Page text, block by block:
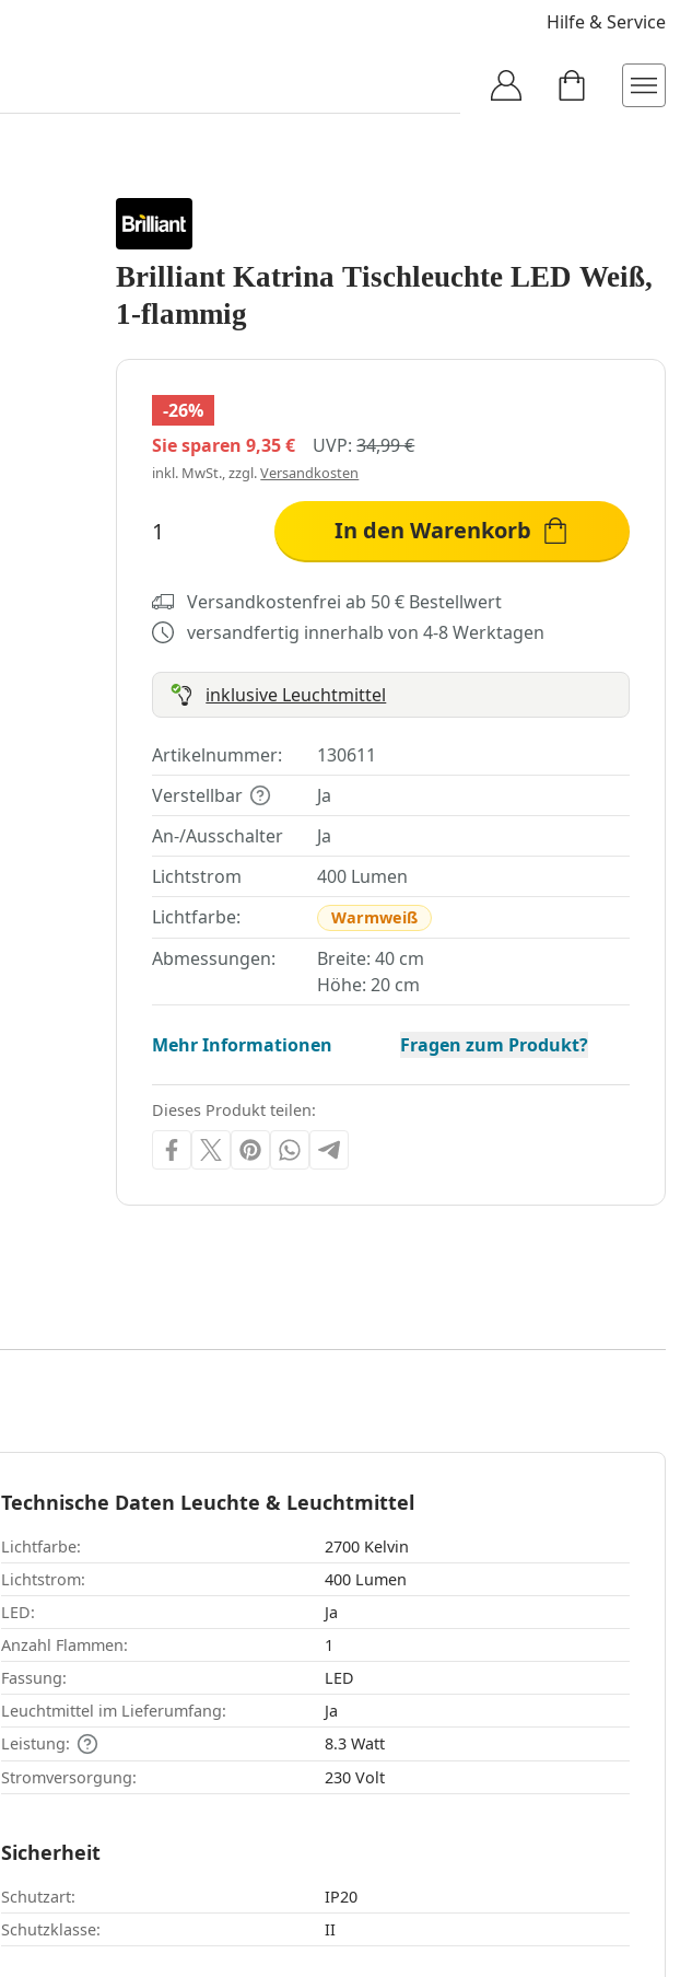
Hilfe & Service
Brilliant Katrina Tischleuchte LED Weiß,
1-flammig
-26%
Sie sparen9,35 € UVP:34,99 €
inkl. MwSt., zzgl.Versandkosten
In den Warenkorb
Versandkostenfrei ab 50 € Bestellwert
versandfertig innerhalb von 4-8 Werktagen
inklusive Leuchtmittel
Artikelnummer:
130611
Verstellbar
Ja
An-/Ausschalter
Ja
Lichtstrom
400 Lumen
Lichtfarbe:
Warmweiß
Abmessungen:
Breite: 40 cm
Höhe: 20 cm
Mehr Informationen Fragen zum Produkt?
Dieses Produkt teilen:
Technische Daten Leuchte & Leuchtmittel
Lichtfarbe:
2700 Kelvin
Lichtstrom:
400 Lumen
LED:
Ja
Anzahl Flammen:
1
Fassung:
LED
Leuchtmittel im Lieferumfang:
Ja
Leistung:
8.3 Watt
Stromversorgung:
230 Volt
Sicherheit
Schutzart:
IP20
Schutzklasse:
II